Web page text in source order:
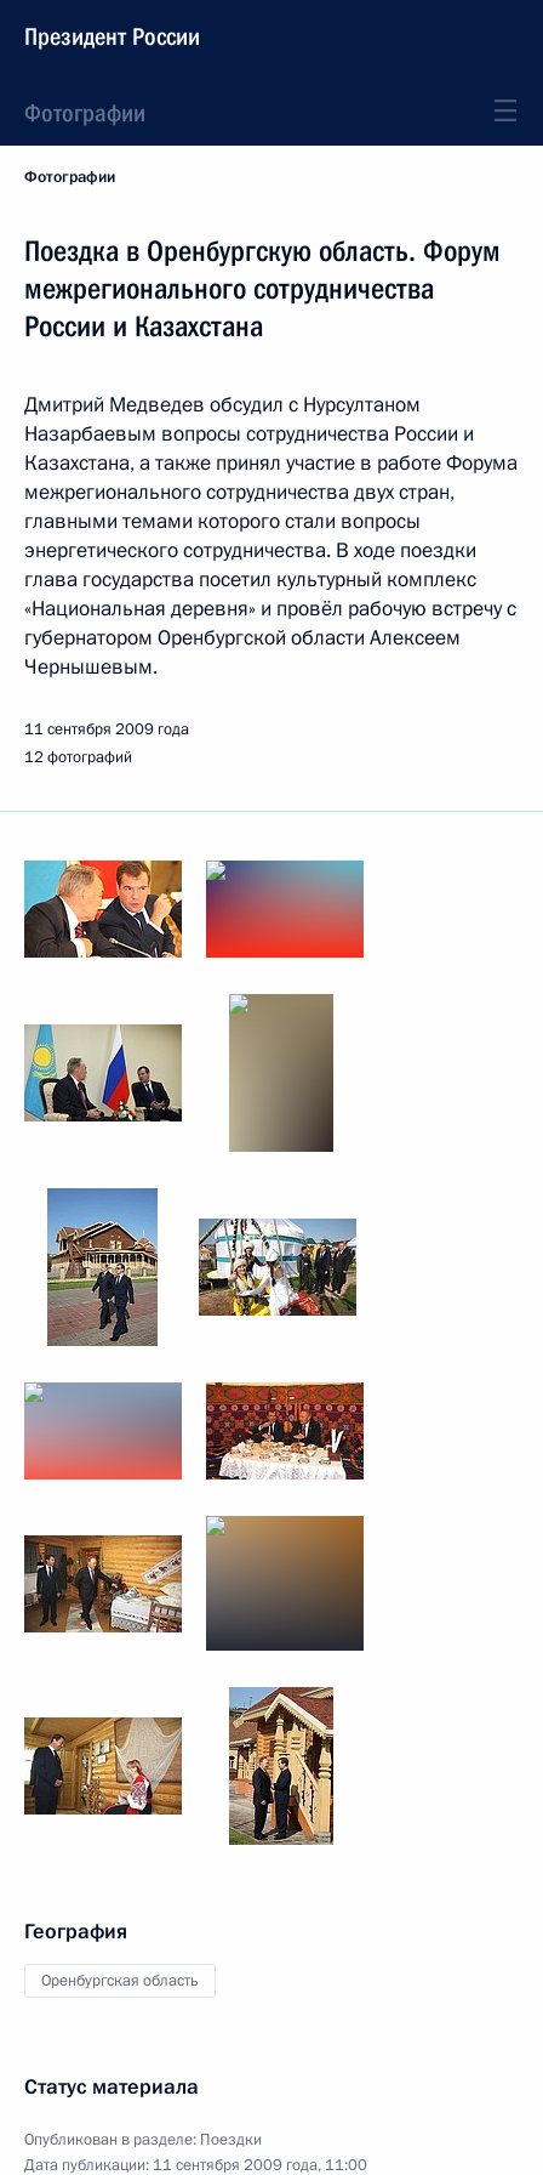
Президент России
Фотографии
Фотографии
Поездка в Оренбургскую область. Форум
межрегионального сотрудничества
России и Казахстана
Дмитрий Медведев обсудил с Нурсултаном
Назарбаевым вопросы сотрудничества России и
Казахстана, а также принял участие в работе Форума
межрегионального сотрудничества двух стран,
главными темами которого стали вопросы
энергетического сотрудничества. В ходе поездки
глава государства посетил культурный комплекс
«Национальная деревня» и провёл рабочую встречу с
губернатором Оренбургской области Алексеем
Чернышевым.
11 сентября 2009 года
12 фотографий
География
Оренбургская область
Статус материала
Опубликован в разделе: Поездки
Дата публикации: 11 сентября 2009 года, 11:00